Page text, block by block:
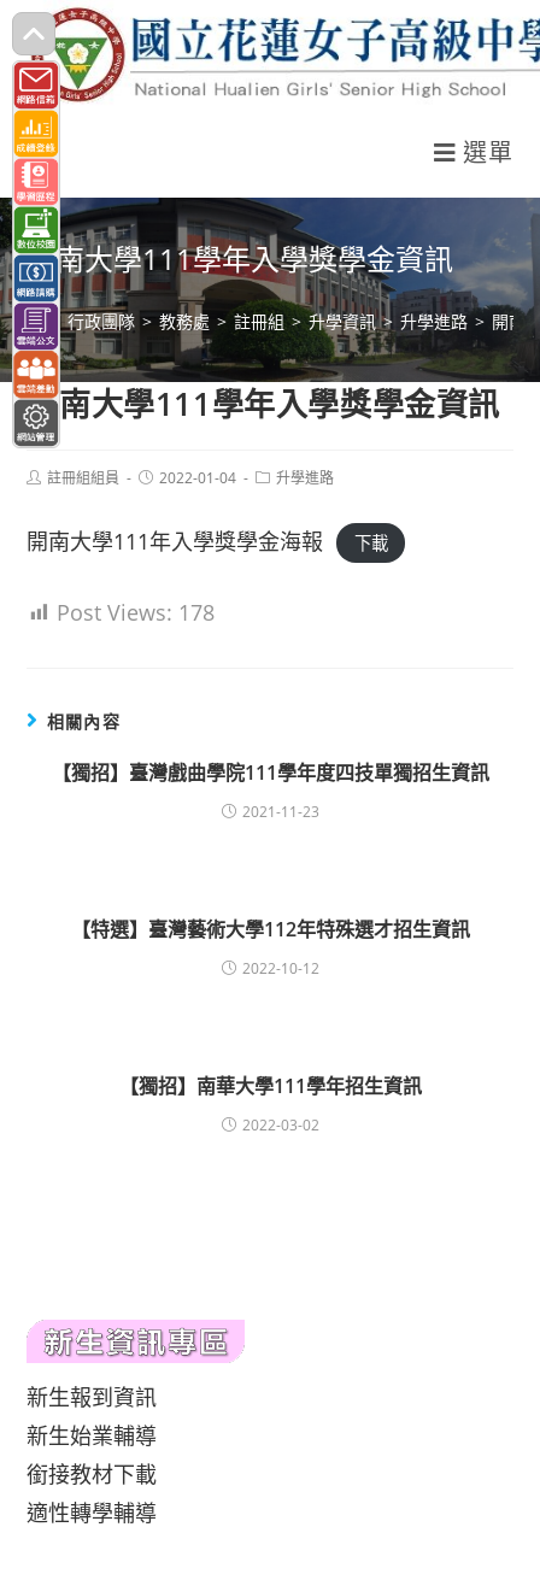
跳
轉
至
主
要
內
容
選單
開南大學111學年入學獎學金資訊
> 行政團隊 > 教務處 > 註冊組 > 升學資訊 > 升學進路 > 開南
開南大學111學年入學獎學金資訊
Post註冊組組員
Post2022-01-04
Post升學進路
開南大學111年入學獎學金海報 下載
Post Views: 178
相關內容
【獨招】臺灣戲曲學院111學年度四技單獨招生資訊
2021-11-23
【特選】臺灣藝術大學112年特殊選才招生資訊
2022-10-12
【獨招】南華大學111學年招生資訊
2022-03-02
新生報到資訊
新生始業輔導
銜接教材下載
適性轉學輔導